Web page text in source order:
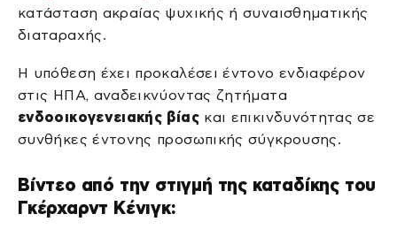
κατάσταση ακραίας ψυχικής ή συναισθηματικής
διαταραχής.
Η υπόθεση έχει προκαλέσει έντονο ενδιαφέρον
στις ΗΠΑ, αναδεικνύοντας ζητήματα
ενδοοικογενειακής βίαςκαι επικινδυνότητας σε
συνθήκες έντονης προσωπικής σύγκρουσης.
Βίντεο από την στιγμή της καταδίκης του
Γκέρχαρντ Κένιγκ: